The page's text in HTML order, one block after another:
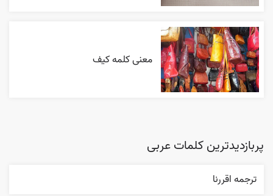
معنی کلمه کیف
پربازدیدترین کلمات عربی
ترجمه اقررنا